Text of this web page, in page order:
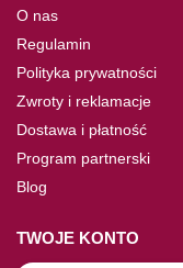
O nas
Regulamin
Polityka prywatności
Zwroty i reklamacje
Dostawa i płatność
Program partnerski
Blog
TWOJE KONTO